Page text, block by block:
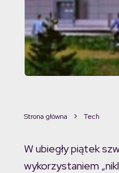
Strona główna Tech
W ubiegły piątek
wykorzystaniem